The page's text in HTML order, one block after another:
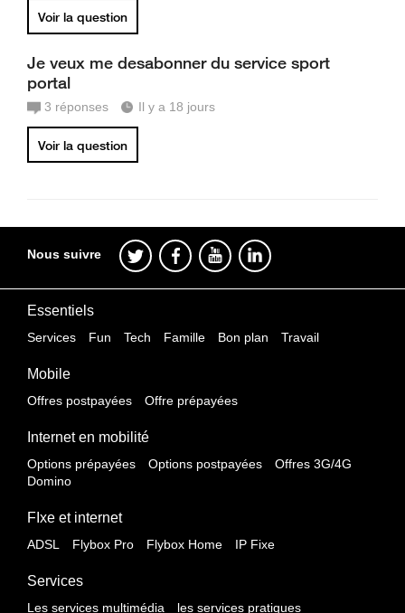
Voir la question
Je veux me desabonner du service sport
portal
3 réponses Il y a 18 jours
Voir la question
Nous suivre
Essentiels
Services Fun Tech Famille Bon plan Travail
Mobile
Offres postpayées Offre prépayées
Internet en mobilité
Options prépayées Options postpayées
Offres 3G/4G
Domino
FIxe et internet
ADSL Flybox Pro Flybox Home IP Fixe
Services
Les services multimédia les services pratiques